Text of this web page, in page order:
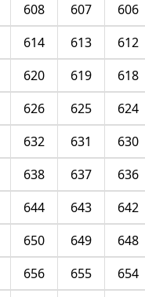
606
607
608
612
613
614
618
619
620
624
625
626
630
631
632
636
637
638
642
643
644
648
649
650
654
655
656